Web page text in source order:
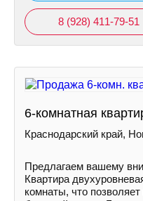
8 (928) 411-79-51
6-комнатная
Краснодарский край,
Предлагаем вашему
Квартира
комнаты, что